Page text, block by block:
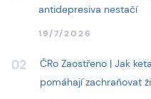
antidepresiva nestačí
19/7/2026
02
ČRo Zaostřeno | Jak
pomáhají zachraňovat